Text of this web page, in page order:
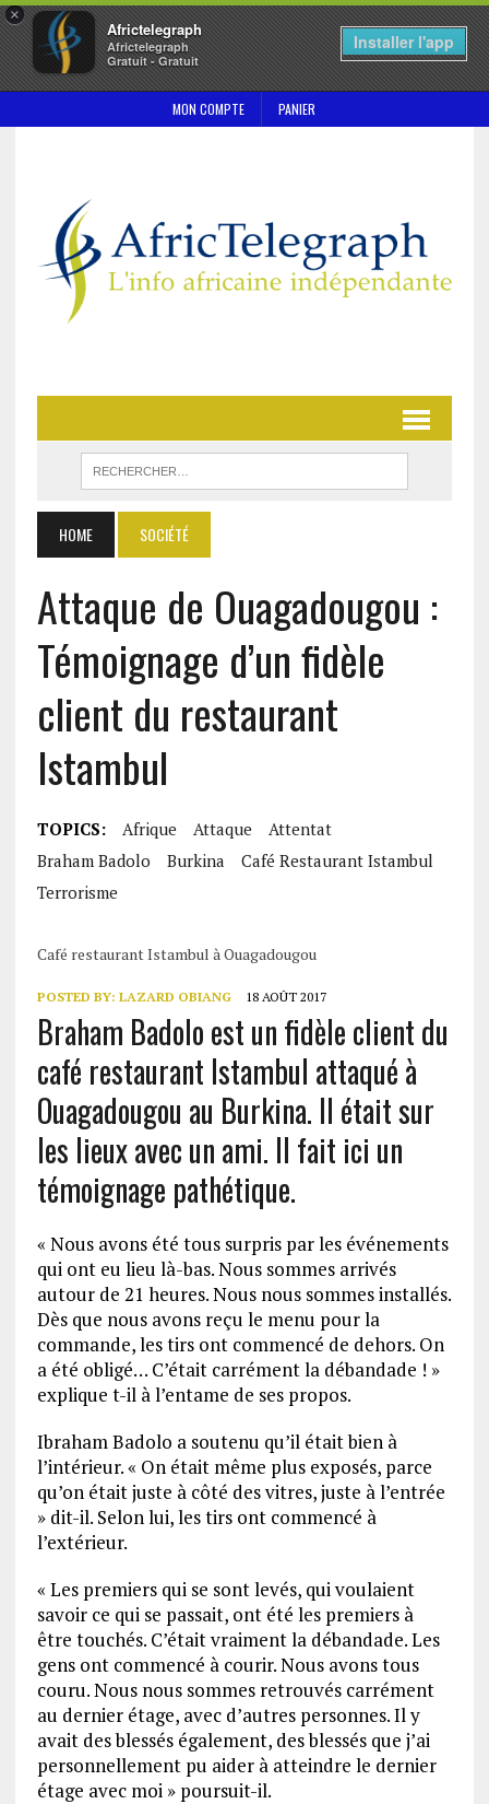
×
Africtelegraph
Africtelegraph
Gratuit - Gratuit
Installer l'app
MON COMPTE PANIER
HOME SOCIÉTÉ
Attaque de Ouagadougou :
Témoignage d’un fidèle
client du restaurant
Istambul
TOPICS: Afrique Attaque
Attentat
Braham Badolo
Burkina
Café Restaurant Istambul
Terrorisme
Café restaurant Istambul à Ouagadougou
POSTED BY: LAZARD OBIANG 18 AOÛT 2017
Braham Badolo est un fidèle client du
café restaurant Istambul attaqué à
Ouagadougou au Burkina. Il était sur
les lieux avec un ami. Il fait ici un
témoignage pathétique.
« Nous avons été tous surpris par les événements
qui ont eu lieu là-bas. Nous sommes arrivés
autour de 21 heures. Nous nous sommes installés.
Dès que nous avons reçu le menu pour la
commande, les tirs ont commencé de dehors. On
a été obligé… C’était carrément la débandade ! »
explique t-il à l’entame de ses propos.
Ibraham Badolo a soutenu qu’il était bien à
l’intérieur. « On était même plus exposés, parce
qu’on était juste à côté des vitres, juste à l’entrée
» dit-il. Selon lui, les tirs ont commencé à
l’extérieur.
« Les premiers qui se sont levés, qui voulaient
savoir ce qui se passait, ont été les premiers à
être touchés. C’était vraiment la débandade. Les
gens ont commencé à courir. Nous avons tous
couru. Nous nous sommes retrouvés carrément
au dernier étage, avec d’autres personnes. Il y
avait des blessés également, des blessés que j’ai
personnellement pu aider à atteindre le dernier
étage avec moi » poursuit-il.